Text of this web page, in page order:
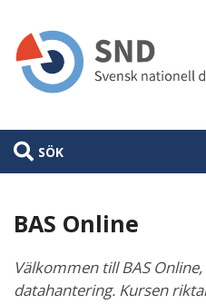
huvudinnehåll
SÖK
BAS Online
Välkommen till BAS
datahantering. Kursen